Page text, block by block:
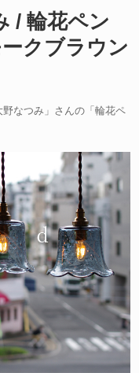
/ 輪花ペン
クブラウン
なつみ」さんの「輪花ペ